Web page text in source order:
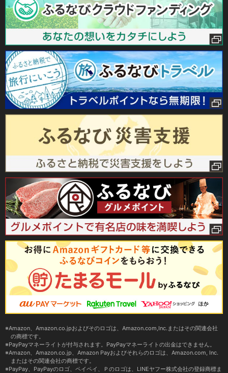
Amazon、Amazon.co.jpおよびそのロゴは、Amazon.com,Inc.またはその関連会社
の商標です。
PayPayマネーライトが付与されます。PayPayマネーライトの出金はできません。
Amazon、Amazon.co.jp、Amazon Payおよびそれらのロゴは、Amazon.com, Inc.
またはその関連会社の商標です。
PayPay、PayPayのロゴ、ペイペイ、Ｐのロゴは、LINEヤフー株式会社の登録商標ま